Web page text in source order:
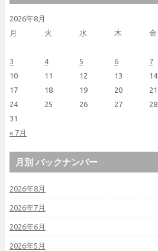
2026年8月
月
火 水 木 金
« 7月
3
4 5 6 7
10
11 12 13 14
17
18 19 20 21
24
25 26 27 28
31
月別 バックナンバー
2026年8月
2026年7月
2026年6月
2026年5月